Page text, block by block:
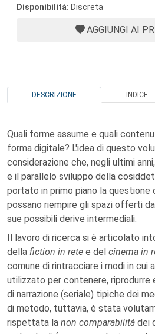
Disponibilità: Discreta
AGGIUNGI AI
DESCRIZIONE INDICE
Quali forme assume e quali
forma digitale? L'idea di questo
considerazione che, negli ultimi
e il parallelo sviluppo della
portato in primo piano la questione
possano riempire gli spazi offerti
sue possibili derive intermediali.
Il lavoro di ricerca si è articolato
della fiction in rete e del cinema in
comune di rintracciare i modi in cui
utilizzato per contenere,
di narrazione (seriale) tipiche dei
di metodo, tuttavia, è stata
rispettata la non comparabilità dei